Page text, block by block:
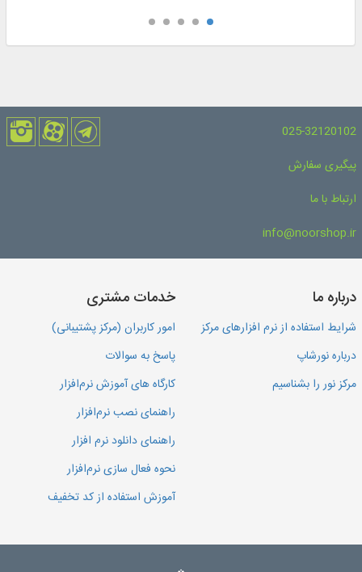
025-32120102
پیگیری سفارش
ارتباط با ما
info@noorshop.ir
درباره ما
شرایط استفاده از نرم افزارهای مرکز
درباره نورشاپ
مرکز نور را بشناسیم
خدمات مشتری
امور کاربران (مرکز پشتیبانی)
پاسخ به سوالات
کارگاه های آموزش نرم‌افزار
راهنمای نصب نرم‌افزار
راهنمای دانلود نرم افزار
نحوه فعال سازی نرم‌افزار
آموزش استفاده از کد تخفیف